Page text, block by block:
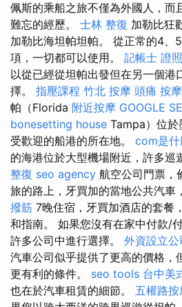
佩斯的乘船之旅不僅為外國​​人，而
難忘的經歷。 士林 整復 加勒比狂
加勒比海坦帕坦帕。 從正常的4、
項，一切都可以使用。 記帳士 證
以從已經從坦帕出發但在另一個港
擇。 指壓課程 竹北 按摩 頭痛 按摩
帕（Florida 附近按摩 GOOGLE
bonesetting house Tampa）位於
受歡迎的船港的所在地。 com是什
的海港位於大型機場附近，許多巡
整復 seo agency 航空公司門票，
旅的路上，牙買加的當地公共汽車
撥筋 7晚住宿，牙買加酒店的套餐
和指南。 如果您沒有在家中付款/
許多公司中進行選擇。 外資設立公
汽車公司似乎提供了更高的價格，
更有利的條件。 seo tools 台中美
也在於汽車租賃的細節。 五權路按